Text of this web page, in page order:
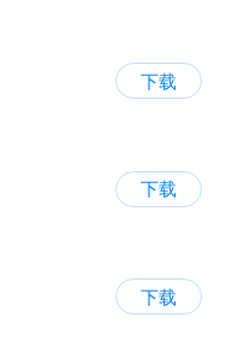
下载
下载
下载